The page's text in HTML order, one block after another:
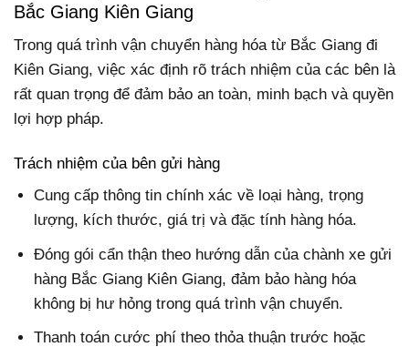
Bắc Giang Kiên Giang
Trong quá trình vận chuyển hàng hóa từ Bắc Giang đi
Kiên Giang, việc xác định rõ trách nhiệm của các bên là
rất quan trọng để đảm bảo an toàn, minh bạch và quyền
lợi hợp pháp.
Trách nhiệm của bên gửi hàng
Cung cấp thông tin chính xác về loại hàng, trọng
lượng, kích thước, giá trị và đặc tính hàng hóa.
Đóng gói cẩn thận theo hướng dẫn của chành xe gửi
hàng Bắc Giang Kiên Giang, đảm bảo hàng hóa
không bị hư hỏng trong quá trình vận chuyển.
Thanh toán cước phí theo thỏa thuận trước hoặc